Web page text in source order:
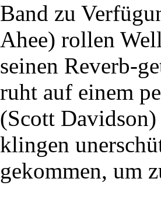
Band zu
Ahee) rollen
seinen Reverb-
ruht auf einem
(Scott
klingen
gekommen, um